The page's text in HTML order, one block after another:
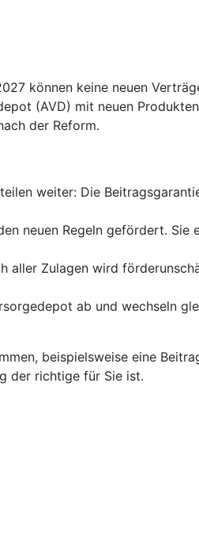
können keine neuen
(AVD) mit neuen
der Reform.
weiter: Die
neuen Regeln gefördert. Sie
aller Zulagen wird
ab und wechseln
beispielsweise eine
der richtige für Sie ist.